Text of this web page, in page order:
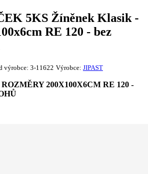
5KS Žíněnek Klasik -
RE 120 - bez
výrobce: 3-11622 Výrobce: JIPAST
200X100X6CM RE 120 -